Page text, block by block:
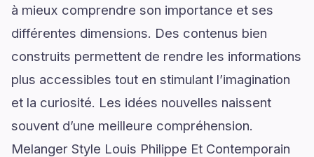
à mieux comprendre son importance et ses
différentes dimensions. Des contenus bien
construits permettent de rendre les informations
plus accessibles tout en stimulant l’imagination
et la curiosité. Les idées nouvelles naissent
souvent d’une meilleure compréhension.
Melanger Style Louis Philippe Et Contemporain